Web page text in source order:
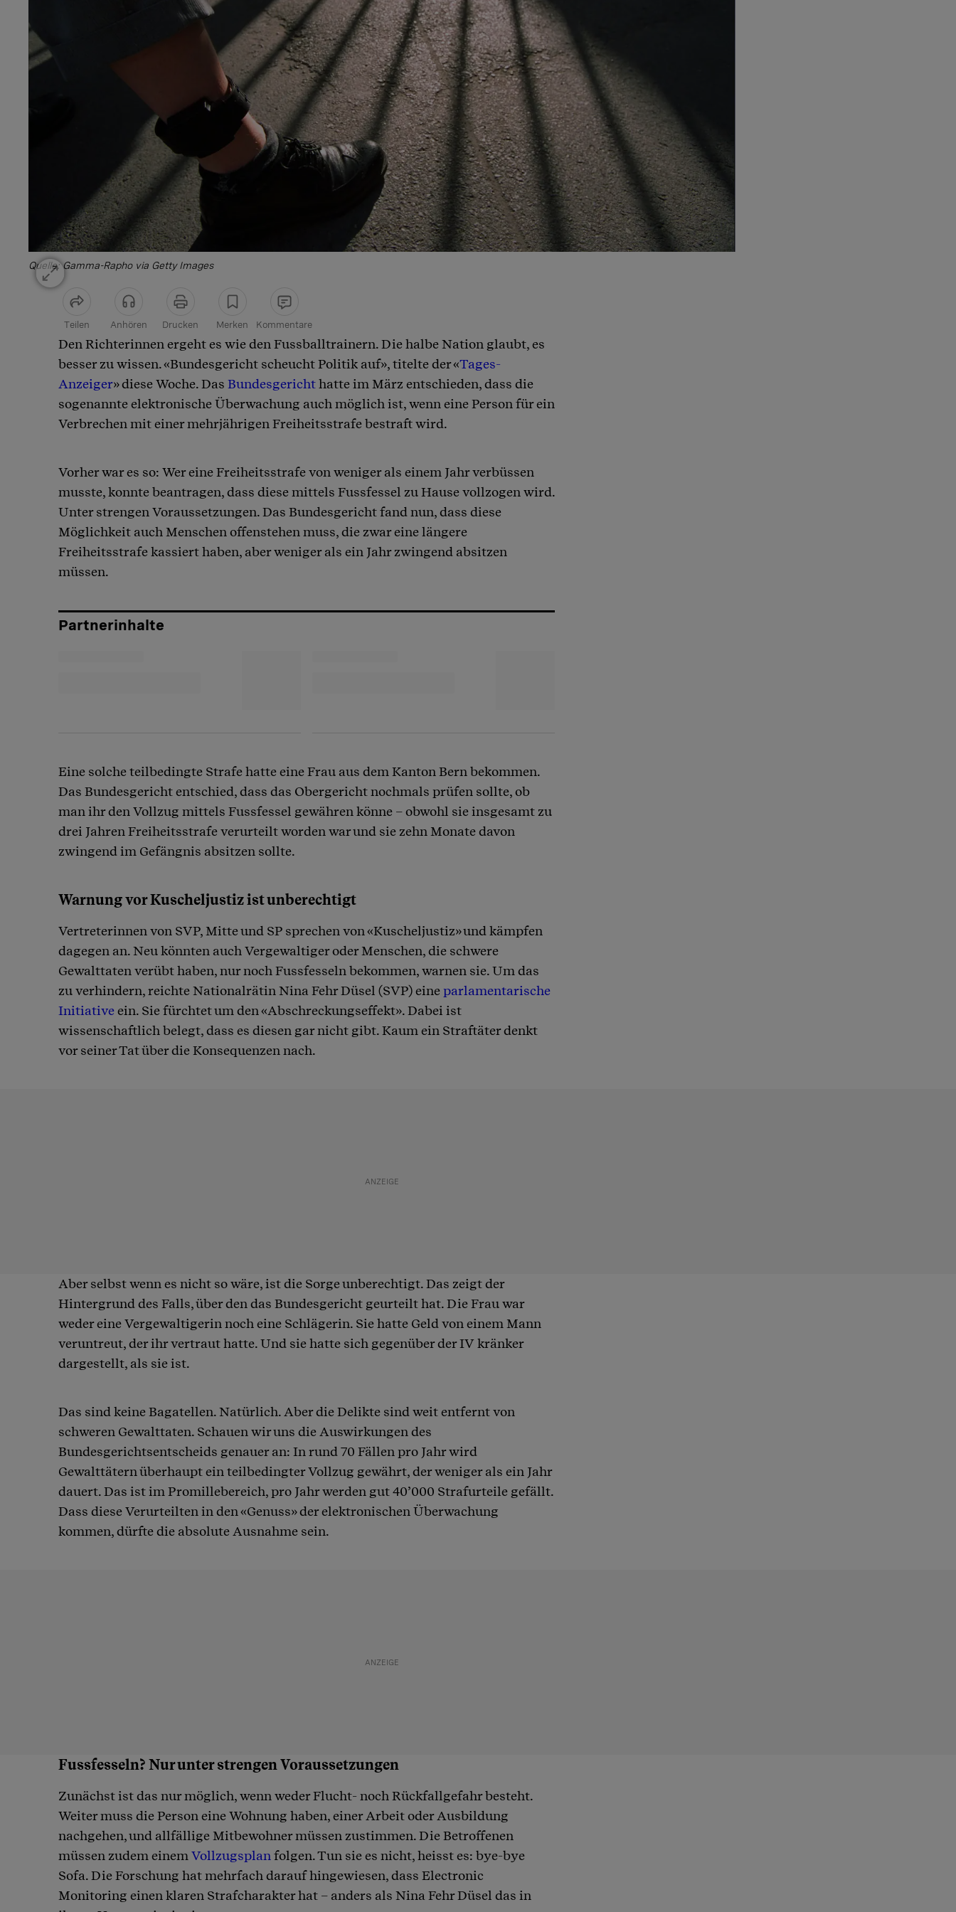
Quelle:Gamma-Rapho via Getty Images
Teilen Anhören Drucken Merken Kommentare
Article teilen
Den Richterinnen ergeht es wie den Fussballtrainern. Die halbe Nation glaubt, es
besser zu wissen. «Bundesgericht scheucht Politik auf», titelte der «Tages-
Anzeiger» diese Woche. DasBundesgerichthatte im März entschieden, dass die
sogenannte elektronische Überwachung auch möglich ist, wenn eine Person für ein
Verbrechen mit einer mehrjährigen Freiheitsstrafe bestraft wird.
Vorher war es so: Wer eine Freiheitsstrafe von weniger als einem Jahr verbüssen
musste, konnte beantragen, dass diese mittels Fussfessel zu Hause vollzogen wird.
Unter strengen Voraussetzungen. Das Bundesgericht fand nun, dass diese
Möglichkeit auch Menschen offenstehen muss, die zwar eine längere
Freiheitsstrafe kassiert haben, aber weniger als ein Jahr zwingend absitzen
müssen.
Partnerinhalte
Eine solche teilbedingte Strafe hatte eine Frau aus dem Kanton Bern bekommen.
Das Bundesgericht entschied, dass das Obergericht nochmals prüfen sollte, ob
man ihr den Vollzug mittels Fussfessel gewähren könne – obwohl sie insgesamt zu
drei Jahren Freiheitsstrafe verurteilt worden war und sie zehn Monate davon
zwingend im Gefängnis absitzen sollte.
Warnung vor Kuscheljustiz ist unberechtigt
Vertreterinnen von SVP, Mitte und SP sprechen von «Kuscheljustiz» und kämpfen
dagegen an. Neu könnten auch Vergewaltiger oder Menschen, die schwere
Gewalttaten verübt haben, nur noch Fussfesseln bekommen, warnen sie. Um das
zu verhindern, reichte Nationalrätin Nina Fehr Düsel (SVP) eineparlamentarische
Initiativeein. Sie fürchtet um den «Abschreckungseffekt». Dabei ist
wissenschaftlich belegt, dass es diesen gar nicht gibt. Kaum ein Straftäter denkt
vor seiner Tat über die Konsequenzen nach.
Aber selbst wenn es nicht so wäre, ist die Sorge unberechtigt. Das zeigt der
Hintergrund des Falls, über den das Bundesgericht geurteilt hat. Die Frau war
weder eine Vergewaltigerin noch eine Schlägerin. Sie hatte Geld von einem Mann
veruntreut, der ihr vertraut hatte. Und sie hatte sich gegenüber der IV kränker
dargestellt, als sie ist.
Das sind keine Bagatellen. Natürlich. Aber die Delikte sind weit entfernt von
schweren Gewalttaten. Schauen wir uns die Auswirkungen des
Bundesgerichtsentscheids genauer an: In rund 70 Fällen pro Jahr wird
Gewalttätern überhaupt ein teilbedingter Vollzug gewährt, der weniger als ein Jahr
dauert. Das ist im Promillebereich, pro Jahr werden gut 40’000 Strafurteile gefällt.
Dass diese Verurteilten in den «Genuss» der elektronischen Überwachung
kommen, dürfte die absolute Ausnahme sein.
Fussfesseln? Nur unter strengen Voraussetzungen
Zunächst ist das nur möglich, wenn weder Flucht- noch Rückfallgefahr besteht.
Weiter muss die Person eine Wohnung haben, einer Arbeit oder Ausbildung
nachgehen, und allfällige Mitbewohner müssen zustimmen. Die Betroffenen
müssen zudem einemVollzugsplan folgen. Tun sie es nicht, heisst es: bye-bye
Sofa. Die Forschung hat mehrfach darauf hingewiesen, dass Electronic
Monitoring einen klaren Strafcharakter hat – anders als Nina Fehr Düsel das in